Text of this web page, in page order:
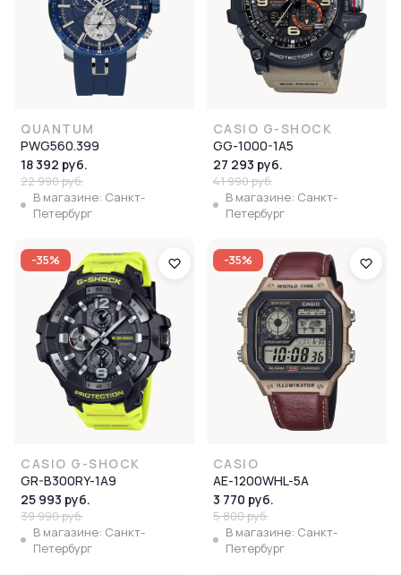
QUANTUM
PWG560.399
18 392 руб.
22 990 руб.
В магазине: Санкт-
Петербург
CASIO G-SHOCK
GG-1000-1A5
27 293 руб.
41 990 руб.
В магазине: Санкт-
Петербург
-35%
CASIO G-SHOCK
GR-B300RY-1A9
25 993 руб.
39 990 руб.
В магазине: Санкт-
Петербург
-35%
CASIO
AE-1200WHL-5A
3 770 руб.
5 800 руб.
В магазине: Санкт-
Петербург